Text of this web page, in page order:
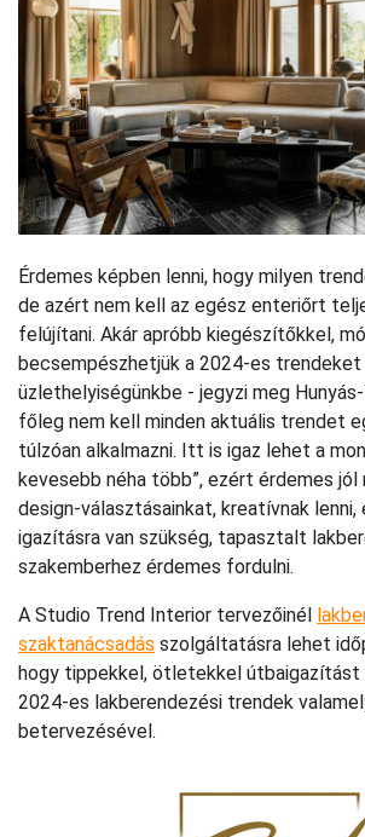
Érdemes képben lenni, hogy milyen
de azért nem kell az egész enteriőrt
felújítani. Akár apróbb kiegészítőkkel,
becsempészhetjük a 2024-es
üzlethelyiségünkbe - jegyzi meg
főleg nem kell minden aktuális trendet
túlzóan alkalmazni. Itt is igaz lehet a
kevesebb néha több”, ezért érdemes
design-választásainkat, kreatívnak lenni,
igazításra van szükség, tapasztalt
szakemberhez érdemes fordulni.
A Studio Trend Interior tervezőinél
szaktanácsadás szolgáltatásra lehet
hogy tippekkel, ötletekkel útbaigazítást
2024-es lakberendezési trendek
betervezésével.